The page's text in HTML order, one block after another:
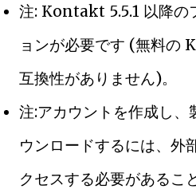
注: Kontakt 5.5.1 以降の
ョンが必要です (無料
互換性がありません)。
注:アカウントを作成し、
ウンロードするには、外
クセスする必要があるこ